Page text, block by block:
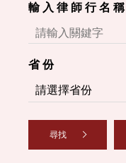
輸 入 律 師 行 名 稱
省 份
尋找